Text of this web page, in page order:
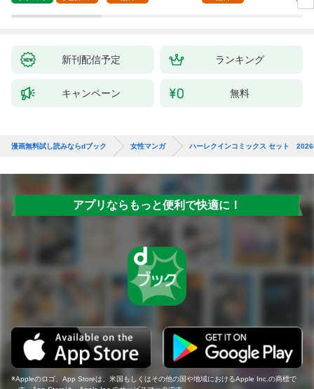
新刊配信予定 ランキング
キャンペーン 無料
漫画無料試し読みならdブック 女性マンガ ハーレクインコミックス セット
アプリならもっと便利で快適に！
Appleのロゴ、App Storeは、米国もしくはその他の国や地域におけるApple Inc.の商標で